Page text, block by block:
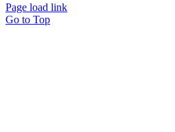
Page load link
Go to Top